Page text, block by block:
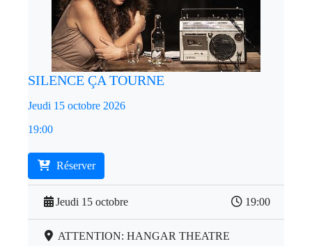
SILENCE ÇA TOURNE
Jeudi 15 octobre 2026
19:00
Réserver
Jeudi 15 octobre 19:00
ATTENTION: HANGAR THEATRE